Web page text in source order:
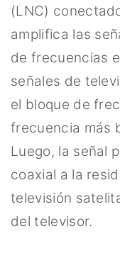
(LNC)
amplifica las
de frecuencias
señales de
el bloque de
frecuencia más
Luego, la señal
coaxial a la
televisión
del televisor.